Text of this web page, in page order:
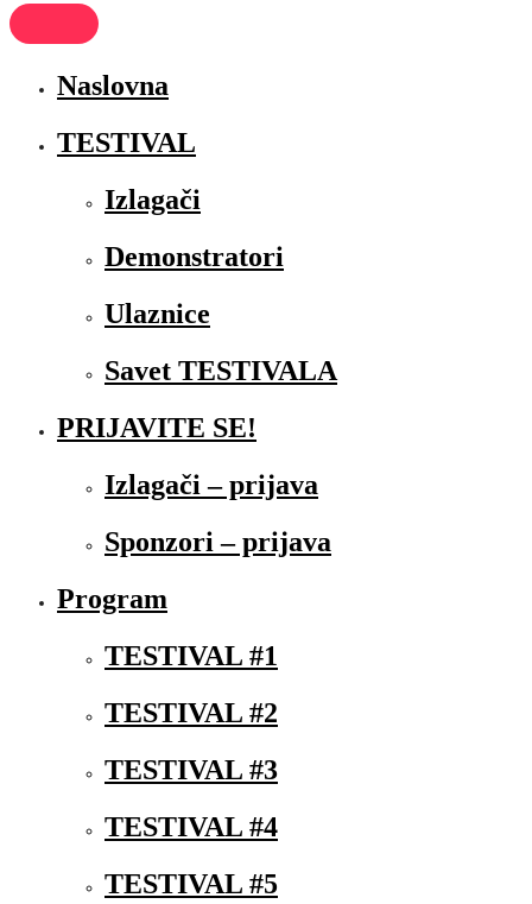
Naslovna
TESTIVAL
Izlagači
Demonstratori
Ulaznice
Savet TESTIVALA
PRIJAVITE SE!
Izlagači – prijava
Sponzori – prijava
Program
TESTIVAL #1
TESTIVAL #2
TESTIVAL #3
TESTIVAL #4
TESTIVAL #5